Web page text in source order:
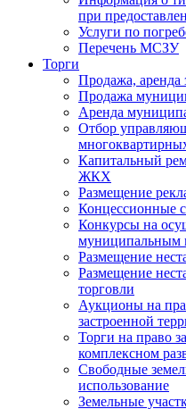
при
Услуги по
Перечень МСЗУ
Торги
Продажа, аренда
Продажа
Аренда
Отбор
Капитальный
ЖКХ
Размещение
Концессионные
Конкурсы на
муниципальным
Размещение
Размещение
торговли
Аукционы на
застроенной
Торги на право
комплексном
Свободные
использование
Земельные